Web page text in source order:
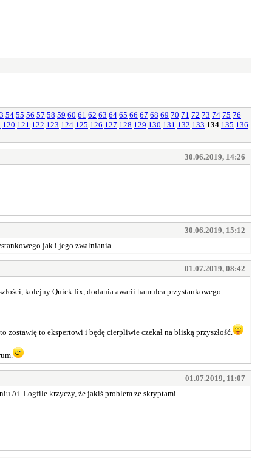
54 55 56 57 58 59 60 61 62 63 64 65 66 67 68 69 70 71 72 73 74 75 76
120 121 122 123 124 125 126 127 128 129 130 131 132 133 134 135 136
30.06.2019, 14:26
30.06.2019, 15:12
jak i jego zwalniania
01.07.2019, 08:42
kolejny Quick fix, dodania awarii hamulca przystankowego
zostawię to ekspertowi i będę cierpliwie czekał na bliską przyszłość.
01.07.2019, 11:07
Ai. Logfile krzyczy, że jakiś problem ze skryptami.